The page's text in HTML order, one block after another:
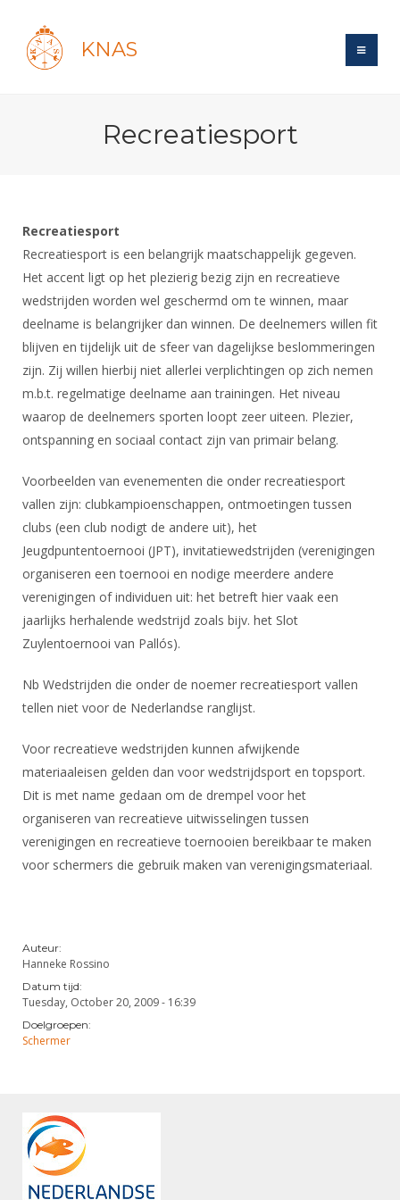
KNAS
Forums
Maandelijks archief
Evenement
Website
Gebruiksvoorwaarden
Handleiding
Historie
Lidmaatschap
Tarieven
Reglementen
Sponsors en Partners
Organisatie
Bestuur
Commissies
Ereleden
Leden van Verdiensten
Vacatures
Bondsbureau
Medewerkers
Formulieren
Alle Verenigingen
Nieuws
Verenigingsondersteuning
Overschrijven leden
Introductie
Recreatiesport
Veteranen
Lichtzwaardschermen
Wedstrijdsport
Ranglijsten
Reglementen
Materiaal
Schermpaspoort
Rolstoelschermen
Wedstrijdkalender
NK's
JEC
Veteranenwedstrijden
Wedstrijdorganisatie
Scheidsrechterslijst
Verwerk wedstrijduitslagen
NK organiseren
Geschiedenis van het schermen
Wat is topsport
NK's
Oranje
DBT
FBT
Talentontwikkeling
Atletencommissie
Internationale Titeltoernooien
Internationale aanmeldingen
Informatie
Voor de jeugd
Spreekbeurtpakket
Ouders en vereniging
Jeugdkampen
Brassardsysteem
Voor coaches en leraren
Nieuws
Nationale opleidingen
Internationale opleidingen
Opleidingen
Leraar
Voor scheidsrechters
Scheidsrechterslijst
Scheidsrechter Documentatie
Opleidingen
Tuchtzaken
Bibliotheek
ALV
Touché
Forums
Forums
Schermforum
Nieuws
Zoek Vereniging
Contact
NK organiseren
Recreatiesport
Recreatiesport
Recreatiesport is een belangrijk maatschappelijk gegeven.
Het accent ligt op het plezierig bezig zijn en recreatieve
wedstrijden worden wel geschermd om te winnen, maar
deelname is belangrijker dan winnen. De deelnemers willen fit
blijven en tijdelijk uit de sfeer van dagelijkse beslommeringen
zijn. Zij willen hierbij niet allerlei verplichtingen op zich nemen
m.b.t. regelmatige deelname aan trainingen. Het niveau
waarop de deelnemers sporten loopt zeer uiteen. Plezier,
ontspanning en sociaal contact zijn van primair belang.
Voorbeelden van evenementen die onder recreatiesport
vallen zijn: clubkampioenschappen, ontmoetingen tussen
clubs (een club nodigt de andere uit), het
Jeugdpuntentoernooi (JPT), invitatiewedstrijden (verenigingen
organiseren een toernooi en nodige meerdere andere
verenigingen of individuen uit: het betreft hier vaak een
jaarlijks herhalende wedstrijd zoals bijv. het Slot
Zuylentoernooi van Pallós).
Nb Wedstrijden die onder de noemer recreatiesport vallen
tellen niet voor de Nederlandse ranglijst.
Voor recreatieve wedstrijden kunnen afwijkende
materiaaleisen gelden dan voor wedstrijdsport en topsport.
Dit is met name gedaan om de drempel voor het
organiseren van recreatieve uitwisselingen tussen
verenigingen en recreatieve toernooien bereikbaar te maken
voor schermers die gebruik maken van verenigingsmateriaal.
Auteur:
Hanneke Rossino
Datum tijd:
Tuesday, October 20, 2009 - 16:39
Doelgroepen:
Schermer